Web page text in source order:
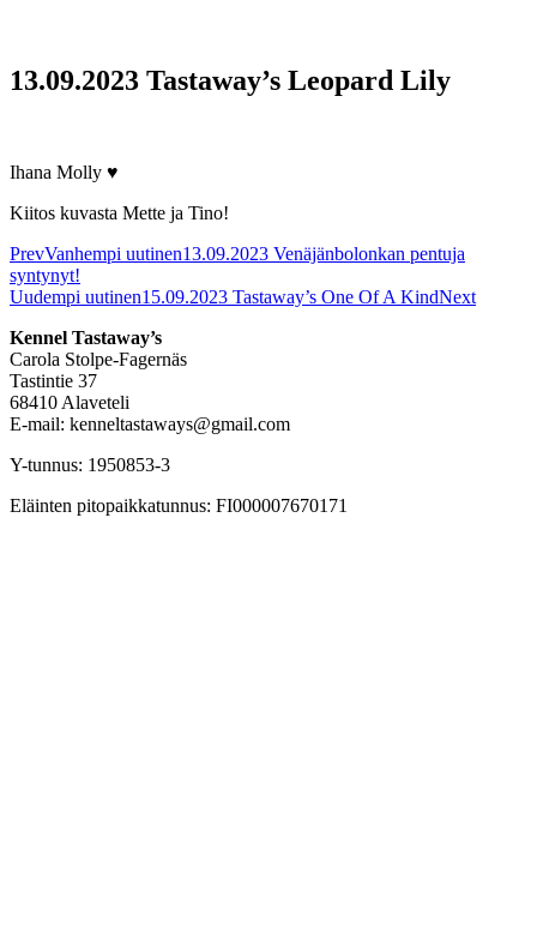
13.09.2023 Tastaway’s Leopard Lily
Ihana Molly ♥
Kiitos kuvasta Mette ja Tino!
PrevVanhempi uutinen13.09.2023 Venäjänbolonkan pentuja
syntynyt!
Uudempi uutinen15.09.2023 Tastaway’s One Of A KindNext
Kennel Tastaway’s
Carola Stolpe-Fagernäs
Tastintie 37
68410 Alaveteli
E-mail: kenneltastaways@gmail.com
Y-tunnus: 1950853-3
Eläinten pitopaikkatunnus: FI000007670171